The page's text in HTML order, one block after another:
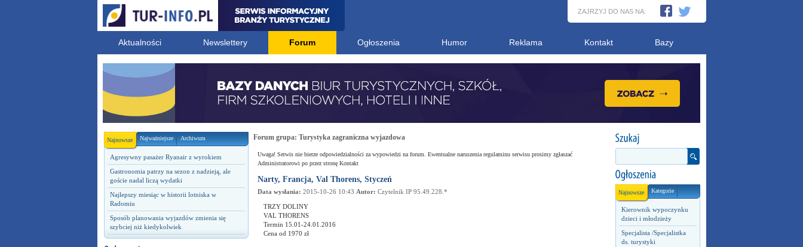
ZAJRZYJ DO NAS NA:
Aktualności Newslettery Forum Ogłoszenia Humor Reklama Kontakt Bazy
Najnowsze Najważniejsze Archiwum
Agresywny pasażer Ryanair z wyrokiem
Gastronomia patrzy na sezon z nadzieją, ale
goście nadal liczą wydatki
Najlepszy miesiąc w historii lotniska w
Radomiu
Sposób planowania wyjazdów zmienia się
szybciej niż kiedykolwiek
Najnowsze Kategorie
Kierownik wypoczynku
dzieci i młodzieży
Specjalista /Specjalistka
ds. turystyki
Forum grupa: Turystyka zagraniczna wyjazdowa
Uwaga! Serwis nie bierze odpowiedzialności za wypowiedzi na forum. Ewentualne naruszenia regulaminu serwisu prosimy zgłaszać
Administratorowi po przez stronę Kontakt
Narty, Francja, Val Thorens, Styczeń
Data wysłania: 2015-10-26 10:43 Autor: Czytelnik IP 95.49.228.*
TRZY DOLINY
VAL THORENS
Termin 15.01-24.01.2016
Cena od 1970 zł